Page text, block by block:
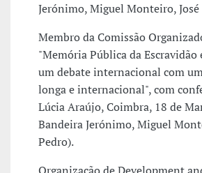
Jerónimo, Miguel Monteiro, José
Membro da Comissão
"Memória Pública da Escravidão
um debate internacional com
longa e internacional", com
Lúcia Araújo, Coimbra, 18 de
Bandeira Jerónimo, Miguel
Pedro).